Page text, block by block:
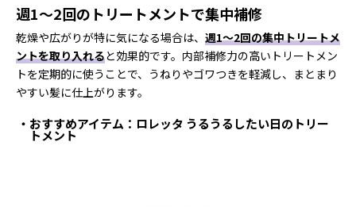
週1〜2回のトリートメントで集中補修
乾燥や広がりが特に気になる場合は、 週1〜2回の集中トリートメ
ントを取り入れると効果的です。内部補修力の高いトリートメン
トを定期的に使うことで、うねりやゴワつきを軽減し、まとまり
やすい髪に仕上がります。
おすすめアイテム：ロレッタ うるうるしたい日のトリー
トメント